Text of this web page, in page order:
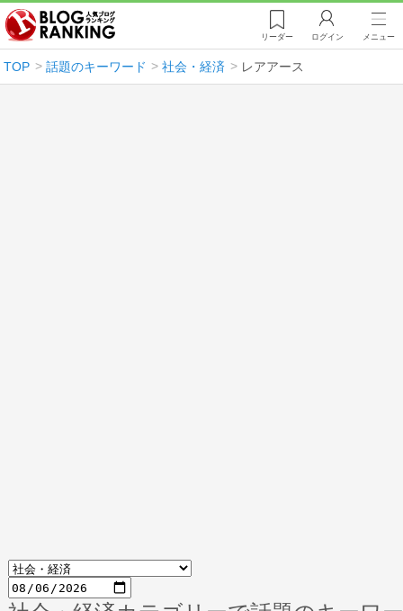
リーダー ログイン メニュー
TOP 話題のキーワード 社会・経済 レアアース